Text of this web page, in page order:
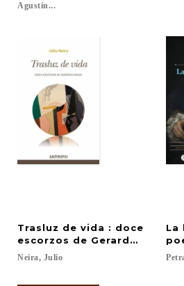
Agustín...
Trasluz de vida : doce
escorzos de Gerardo Diego
Neira, Julio
La